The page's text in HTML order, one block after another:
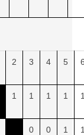
2 3 4 5
1 1 1 1
0 0 1